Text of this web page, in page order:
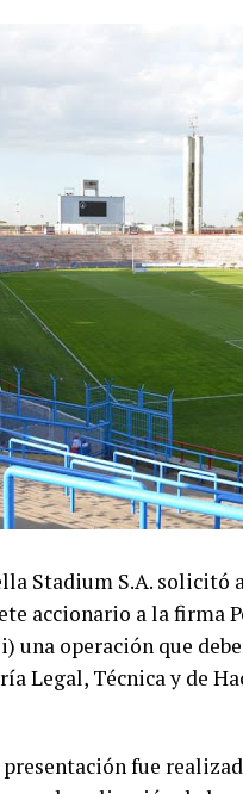
Stadium S.A.
accionario a la firma
una operación que
Legal, Técnica y de
fue